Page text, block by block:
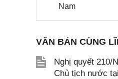
Nam
VĂN BẢN CÙNG
Nghị quyết 210/
Chủ tịch nước